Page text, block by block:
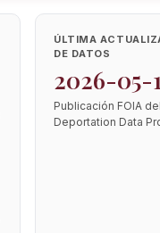
ÚLTIMA
DE DATOS
2026-05-
Publicación FOIA del
Deportation Data